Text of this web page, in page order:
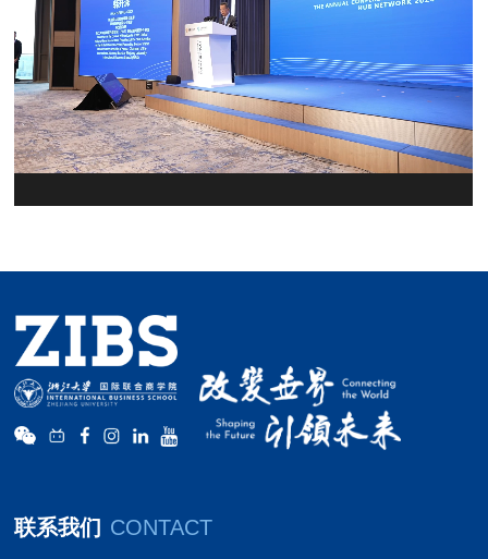
联系我们 CONTACT